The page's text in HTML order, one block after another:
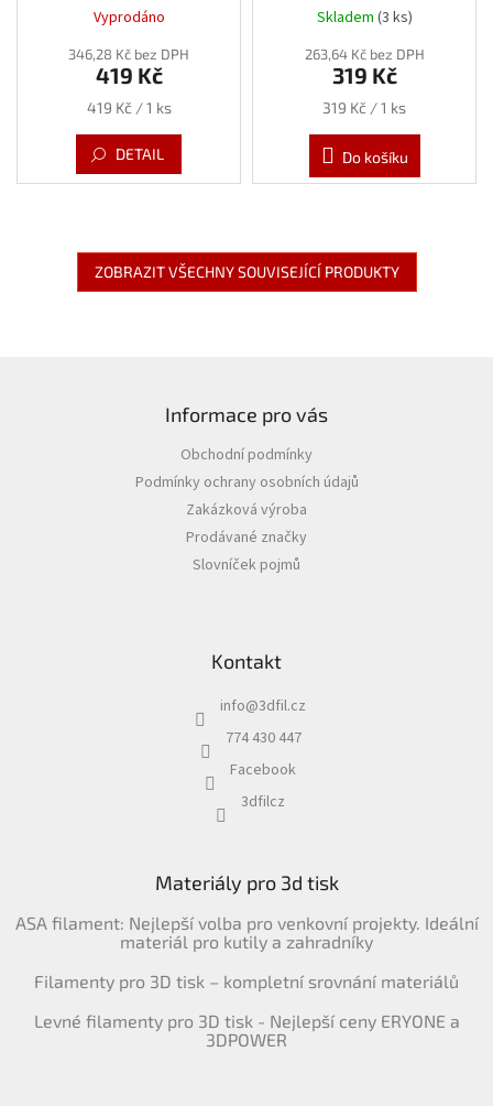
Vyprodáno
346,28 Kč bez DPH
419 Kč
Měrná
419 Kč / 1 ks
DETAIL
Průměrné
produktu
hvězdiček.
Skladem (3 ks)
263,64 Kč bez DPH
319 Kč
Měrná
319 Kč / 1 ks
Do košíku
ZOBRAZIT VŠECHNY SOUVISEJÍCÍ PRODUKTY
Informace pro vás
Obchodní podmínky
Podmínky ochrany osobních údajů
Zakázková výroba
Prodávané značky
Slovníček pojmů
Kontakt
info@3dfil.cz
774 430 447
Facebook
3dfilcz
Materiály pro 3d tisk
ASA filament: Nejlepší volba pro venkovní projekty. Ideální
materiál pro kutily a zahradníky
Filamenty pro 3D tisk – kompletní srovnání materiálů
Levné filamenty pro 3D tisk - Nejlepší ceny ERYONE a
3DPOWER